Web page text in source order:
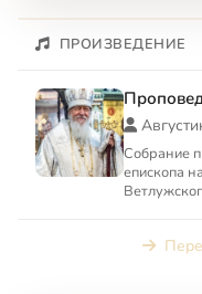
ПРОИЗВЕДЕНИЕ
Собрание
епископа